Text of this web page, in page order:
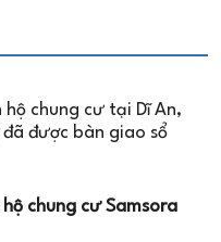
chung cư tại Dĩ An,
được bàn giao sổ
chung cư Samsora